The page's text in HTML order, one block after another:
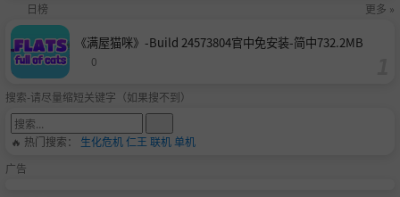
日榜 更多 »
《满屋猫咪》-Build 24573804官中免安装-简中732.2MB
0
搜索-请尽量缩短关键字（如果搜不到）
🔥 热门搜索： 生化危机仁王 联机单机
广告